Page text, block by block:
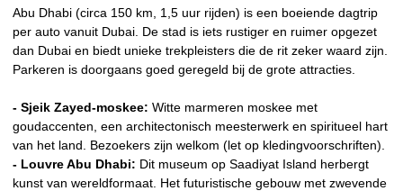
Abu Dhabi (circa 150 km, 1,5 uur rijden) is een boeiende dagtrip
per auto vanuit Dubai. De stad is iets rustiger en ruimer opgezet
dan Dubai en biedt unieke trekpleisters die de rit zeker waard zijn.
Parkeren is doorgaans goed geregeld bij de grote attracties.
- Sjeik Zayed-moskee: Witte marmeren moskee met
goudaccenten, een architectonisch meesterwerk en spiritueel hart
van het land. Bezoekers zijn welkom (let op kledingvoorschriften).
- Louvre Abu Dhabi: Dit museum op Saadiyat Island herbergt
kunst van wereldformaat. Het futuristische gebouw met zwevende